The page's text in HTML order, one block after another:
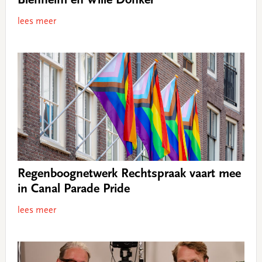
lees meer
Regenboognetwerk Rechtspraak vaart mee
in Canal Parade Pride
lees meer